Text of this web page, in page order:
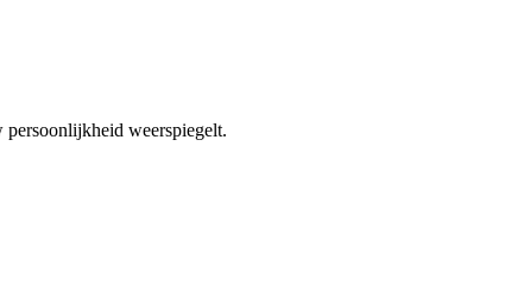
persoonlijkheid weerspiegelt.